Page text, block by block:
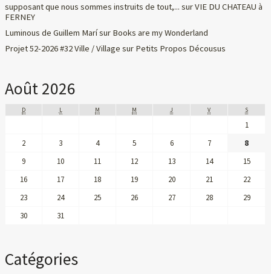
supposant que nous sommes instruits de tout,... surVIE DU CHATEAU à
FERNEY
Luminous de Guillem Marísur Books are my Wonderland
Projet 52-2026 #32 Ville / Village sur Petits Propos Décousus
Août 2026
D L M M J V S
1
2
3 4 5 6 7
8
9
10 11 12 13 14
15
16
17 18 19 20 21
22
23
24 25 26 27 28
29
30
31
Catégories